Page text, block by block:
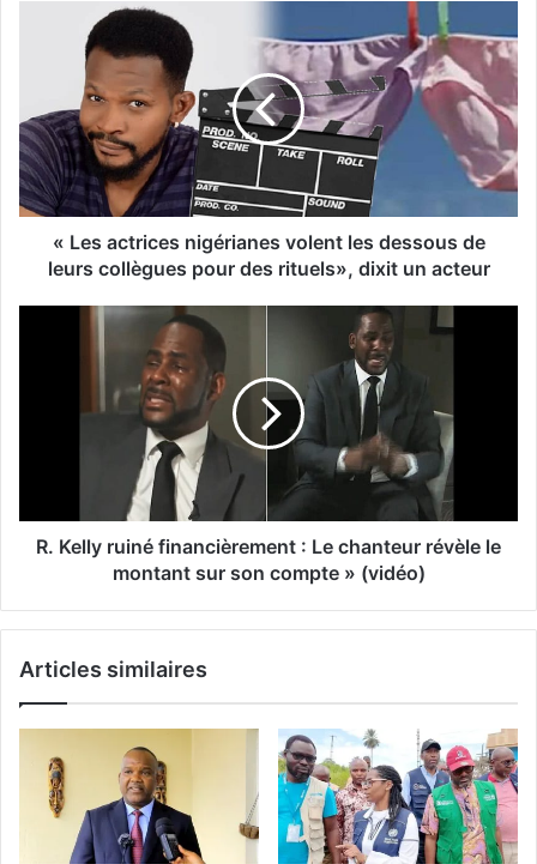
« Les actrices nigérianes volent les dessous de
leurs collègues pour des rituels», dixit un acteur
R. Kelly ruiné financièrement : Le chanteur révèle le
montant sur son compte » (vidéo)
Articles similaires